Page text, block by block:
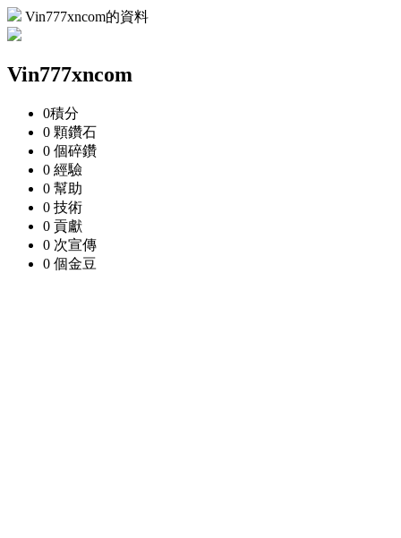
Vin777xncom的資料
Vin777xncom
0積分
0 顆鑽石
0 個碎鑽
0 經驗
0 幫助
0 技術
0 貢獻
0 次宣傳
0 個金豆